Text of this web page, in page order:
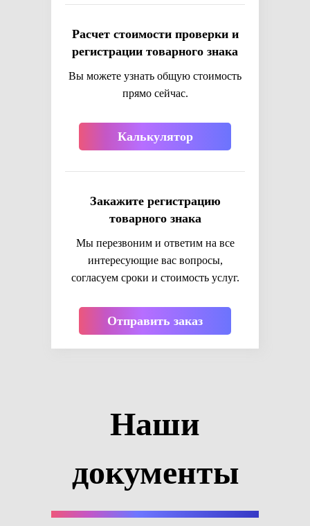
Расчет стоимости проверки и
регистрации товарного знака
Вы можете узнать общую стоимость
прямо сейчас.
Калькулятор
Закажите регистрацию
товарного знака
Мы перезвоним и ответим на все
интересующие вас вопросы,
согласуем сроки и стоимость услуг.
Отправить заказ
Наши
документы